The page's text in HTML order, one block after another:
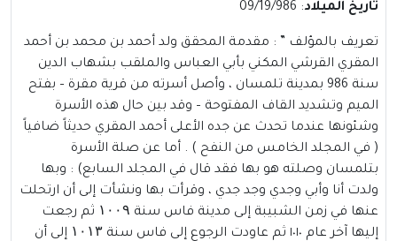
تاريخ الميلاد: 09/19/986
تعريف بالمؤلف ” : مقدمة المحقق ولد أحمد بن محمد بن أحمد
المقري القرشي المكني بأبي العباس والملقب بشهاب الدين
سنة 986 بمدينة تلمسان ، وأصل أسرته من قرية مقرة – بفتح
الميم وتشديد القاف المفتوحة – وقد بين حال هذه الأسرة
وشئونها عندما تحدث عن جده الأعلى أحمد المقري حديثاً ضافياً
( في المجلد الخامس من النفح ) . أما عن صلة الأسرة
بتلمسان وصلته هو بها فقد قال في المجلد السابع) : وبها
ولدت أنا وأبي وجدي وجد جدي ، وقرأت بها ونشأت إلى أن ارتحلت
عنها في زمن الشبيبة إلى مدينة فاس سنة ۱۰۰۹ ثم رجعت
إليها آخر عام ١٠١٠ ثم عاودت الرجوع إلى فاس سنة ۱۰۱۳ إلى أن